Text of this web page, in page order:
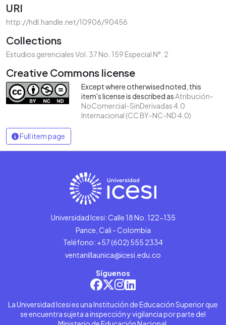
URI
http://hdl.handle.net/10906/90456
Collections
Estudios gerenciales Vol. 37 No. 159 Especial N°. 2
Creative Commons license
Except where otherwised noted, this
item's license is described asAtribución-
NoComercial-SinDerivadas 4.0
Internacional (CC BY-NC-ND 4.0)
Full item page
Universidad Icesi: Calle 18 No. 122-135
Pance, Cali - Colombia
Teléfono: +57 (602) 555 2334
ventanillaunica@icesi.edu.co
Síguenos
La Universidad Icesi es una Institución de Educación Superior que
se encuentra sujeta a inspección y vigilancia por parte del